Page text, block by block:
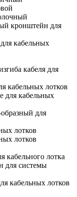
кронштейн для
кабельных
кабеля для
кабельных лотков
для кабельных
для
лотков
лотков
кабельного лотка
для системы
кабельных лотков